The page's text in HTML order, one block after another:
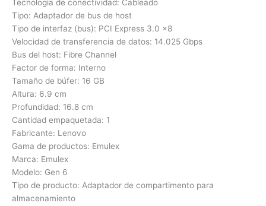
Tecnología de conectividad: Cableado
Tipo: Adaptador de bus de host
Tipo de interfaz (bus): PCI Express 3.0 x8
Velocidad de transferencia de datos: 14.025 Gbps
Bus del host: Fibre Channel
Factor de forma: Interno
Tamaño de búfer: 16 GB
Altura: 6.9 cm
Profundidad: 16.8 cm
Cantidad empaquetada: 1
Fabricante: Lenovo
Gama de productos: Emulex
Marca: Emulex
Modelo: Gen 6
Tipo de producto: Adaptador de compartimento para
almacenamiento